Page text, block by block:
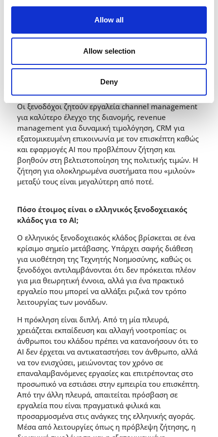
Allow all
Allow selection
Deny
Πολύ σηµαντικό ρόλο στην προσέγγισή µας προς την
αγορά παίζει και το εξειδικευµένο κανάλι των
µεγαλύτερες ξενοδοχειακές επιχειρήσεις
απολαµβάνουν εξαιρετικά ποιοτικές υπηρεσίες
Ποιες λύσεις βρίσκονται σήµερα στη µεγαλύτερη
Οι ξενοδόχοι ζητούν εργαλεία channel management
για καλύτερο έλεγχο της διανοµής, revenue
management για δυναµική τιµολόγηση, CRM για
εξατοµικευµένη επικοινωνία µε τον επισκέπτη καθώς
και εφαρµογές AI που προβλέπουν ζήτηση και
βοηθούν στη βελτιστοποίηση της πολιτικής τιµών. Η
ζήτηση για ολοκληρωµένα συστήµατα που «µιλούν»
µεταξύ τους είναι µεγαλύτερη από ποτέ.
Πόσο έτοιµος είναι ο ελληνικός ξενοδοχειακός
κλάδος για το AI;
Ο ελληνικός ξενοδοχειακός κλάδος βρίσκεται σε ένα
κρίσιµο σηµείο µετάβασης. Υπάρχει σαφής διάθεση
για υιοθέτηση της Τεχνητής Νοηµοσύνης, καθώς οι
ξενοδόχοι αντιλαµβάνονται ότι δεν πρόκειται πλέον
για µια θεωρητική έννοια, αλλά για ένα πρακτικό
εργαλείο που µπορεί να αλλάξει ριζικά τον τρόπο
λειτουργίας των µονάδων.
Η πρόκληση είναι διπλή. Από τη µία πλευρά,
χρειάζεται εκπαίδευση και αλλαγή νοοτροπίας: οι
άνθρωποι του κλάδου πρέπει να κατανοήσουν ότι το
AI δεν έρχεται να αντικαταστήσει τον άνθρωπο, αλλά
να τον ενισχύσει, µειώνοντας τον χρόνο σε
επαναλαµβανόµενες εργασίες και επιτρέποντας στο
προσωπικό να εστιάσει στην εµπειρία του επισκέπτη.
Από την άλλη πλευρά, απαιτείται πρόσβαση σε
εργαλεία που είναι πραγµατικά φιλικά και
προσαρµοσµένα στις ανάγκες της ελληνικής αγοράς.
Μέσα από λειτουργίες όπως η πρόβλεψη ζήτησης, η